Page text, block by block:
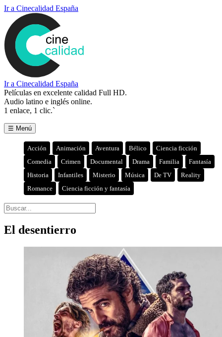
Ir a Cinecalidad España
Ir a Cinecalidad España
Películas en excelente calidad Full HD.
Audio latino e inglés online.
1 enlace, 1 clic.`
☰ Menú
Acción Animación Aventura Bélico
Ciencia ficción
Comedia
Crimen Documental Drama Familia
Fantasía
Historia
Infantiles Misterio Música De TV
Reality
Romance
Ciencia ficción y fantasía
El desentierro